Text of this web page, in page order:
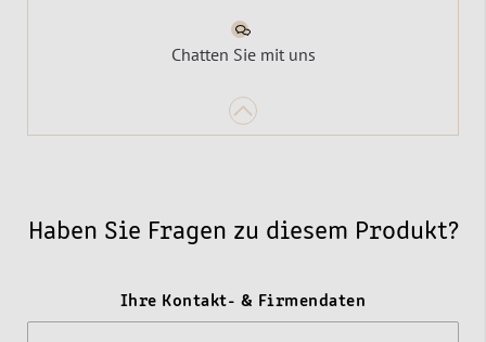
Chatten Sie mit uns
Haben Sie Fragen zu diesem Produkt?
Ihre Kontakt- & Firmendaten